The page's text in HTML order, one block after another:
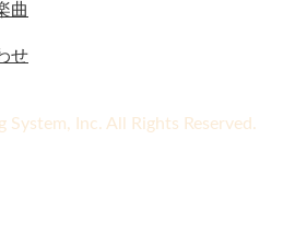
曲
せ
Inc. All Rights Reserved.